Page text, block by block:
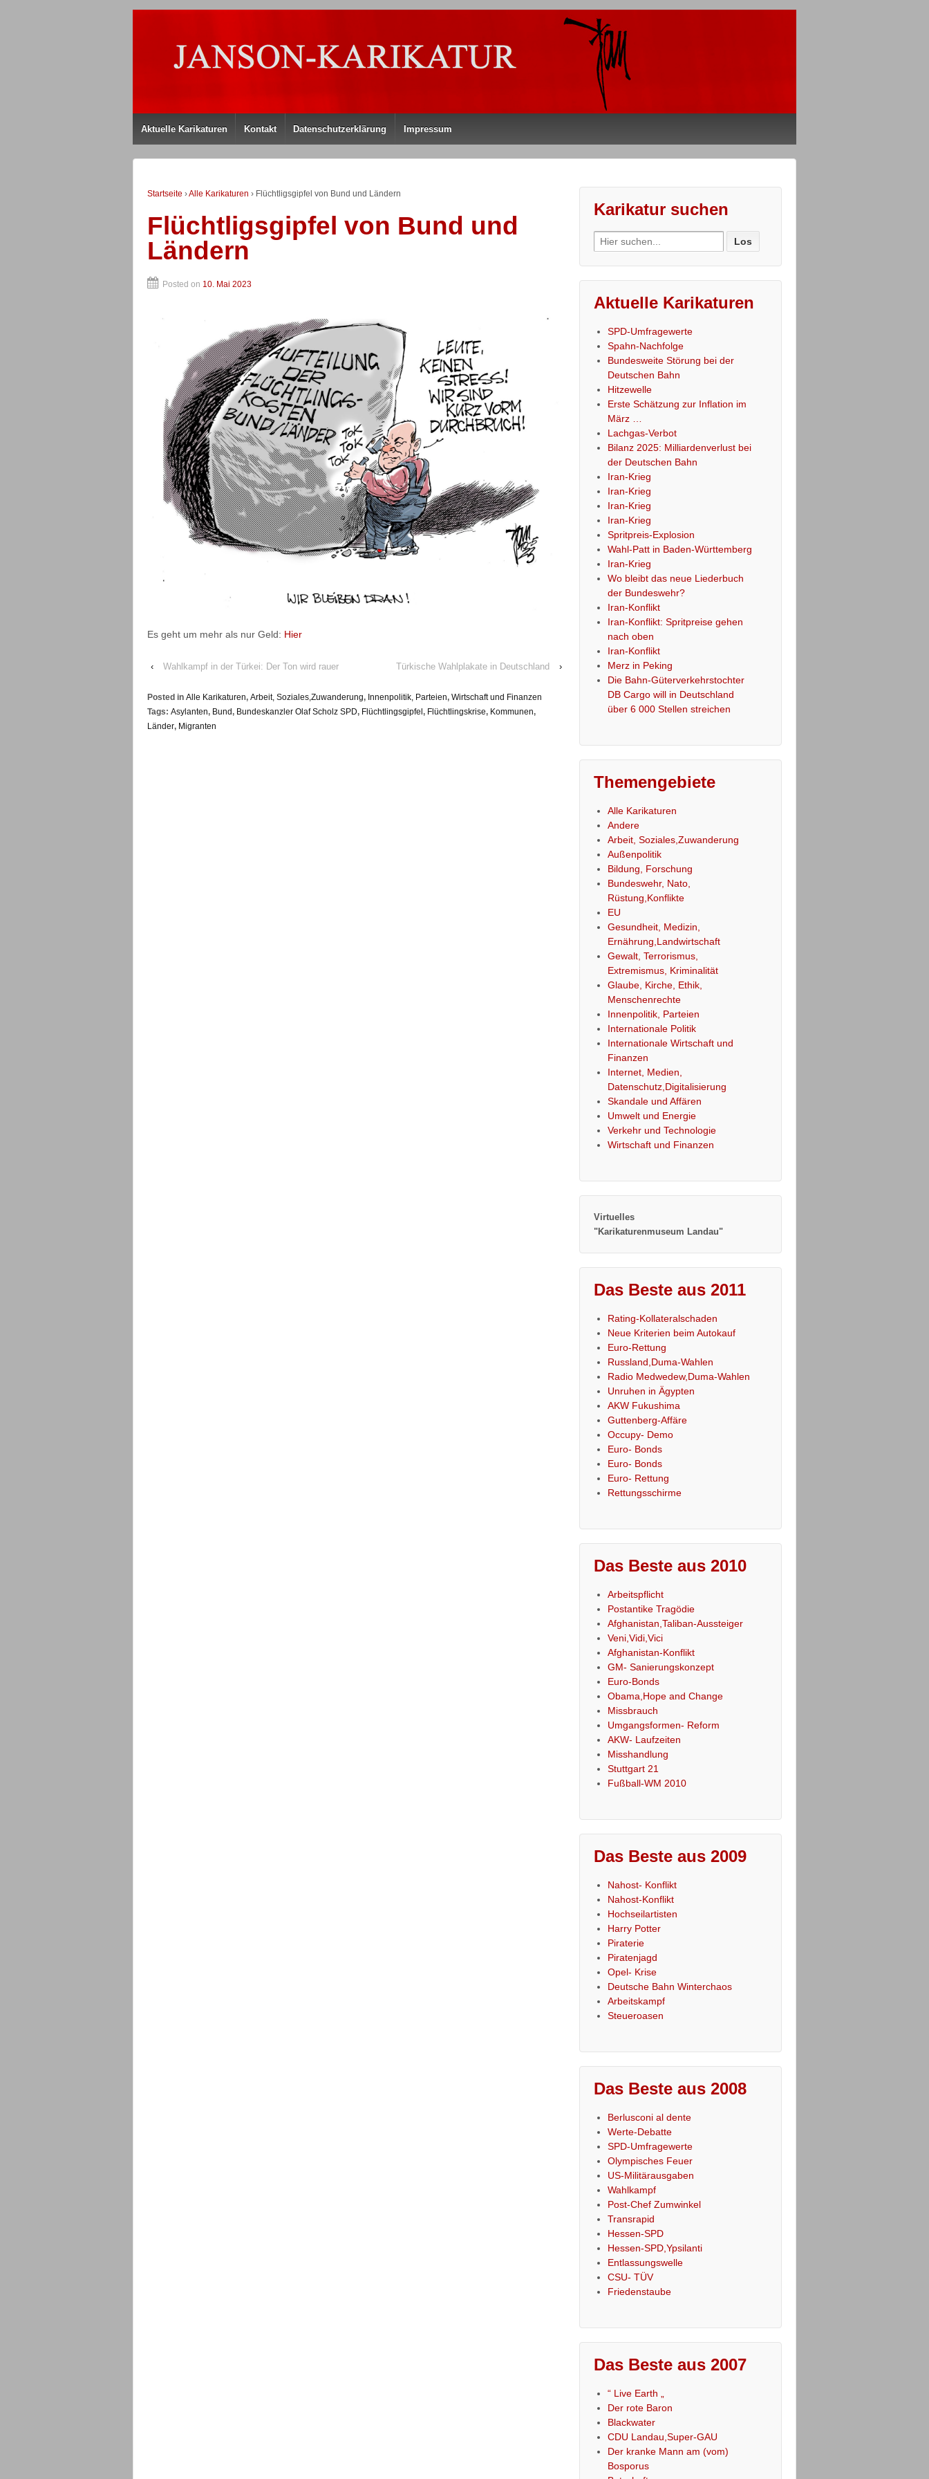
Aktuelle Karikaturen Kontakt Datenschutzerklärung Impressum
Startseite ›Alle Karikaturen › Flüchtligsgipfel von Bund und Ländern
Flüchtligsgipfel von Bund und
Ländern
Posted on 10. Mai 2023
Es geht um mehr als nur Geld: Hier
‹ Wahlkampf in der Türkei: Der Ton wird rauer Türkische Wahlplakate in Deutschland ›
Posted in Alle Karikaturen, Arbeit, Soziales,Zuwanderung, Innenpolitik, Parteien, Wirtschaft und Finanzen
Tags: Asylanten, Bund, Bundeskanzler Olaf Scholz SPD, Flüchtlingsgipfel , Flüchtlingskrise, Kommunen,
Länder, Migranten
Karikatur suchen
Search
for:
Aktuelle Karikaturen
SPD-Umfragewerte
Spahn-Nachfolge
Bundesweite Störung bei der
Deutschen Bahn
Hitzewelle
Erste Schätzung zur Inflation im
März …
Lachgas-Verbot
Bilanz 2025: Milliardenverlust bei
der Deutschen Bahn
Iran-Krieg
Iran-Krieg
Iran-Krieg
Iran-Krieg
Spritpreis-Explosion
Wahl-Patt in Baden-Württemberg
Iran-Krieg
Wo bleibt das neue Liederbuch
der Bundeswehr?
Iran-Konflikt
Iran-Konflikt: Spritpreise gehen
nach oben
Iran-Konflikt
Merz in Peking
Die Bahn-Güterverkehrstochter
DB Cargo will in Deutschland
über 6 000 Stellen streichen
Themengebiete
Alle Karikaturen
Andere
Arbeit, Soziales,Zuwanderung
Außenpolitik
Bildung, Forschung
Bundeswehr, Nato,
Rüstung,Konflikte
EU
Gesundheit, Medizin,
Ernährung,Landwirtschaft
Gewalt, Terrorismus,
Extremismus, Kriminalität
Glaube, Kirche, Ethik,
Menschenrechte
Innenpolitik, Parteien
Internationale Politik
Internationale Wirtschaft und
Finanzen
Internet, Medien,
Datenschutz,Digitalisierung
Skandale und Affären
Umwelt und Energie
Verkehr und Technologie
Wirtschaft und Finanzen
Virtuelles
"Karikaturenmuseum Landau"
Das Beste aus 2011
Rating-Kollateralschaden
Neue Kriterien beim Autokauf
Euro-Rettung
Russland,Duma-Wahlen
Radio Medwedew,Duma-Wahlen
Unruhen in Ägypten
AKW Fukushima
Guttenberg-Affäre
Occupy- Demo
Euro- Bonds
Euro- Bonds
Euro- Rettung
Rettungsschirme
Das Beste aus 2010
Arbeitspflicht
Postantike Tragödie
Afghanistan,Taliban-Aussteiger
Veni,Vidi,Vici
Afghanistan-Konflikt
GM- Sanierungskonzept
Euro-Bonds
Obama,Hope and Change
Missbrauch
Umgangsformen- Reform
AKW- Laufzeiten
Misshandlung
Stuttgart 21
Fußball-WM 2010
Das Beste aus 2009
Nahost- Konflikt
Nahost-Konflikt
Hochseilartisten
Harry Potter
Piraterie
Piratenjagd
Opel- Krise
Deutsche Bahn Winterchaos
Arbeitskampf
Steueroasen
Das Beste aus 2008
Berlusconi al dente
Werte-Debatte
SPD-Umfragewerte
Olympisches Feuer
US-Militärausgaben
Wahlkampf
Post-Chef Zumwinkel
Transrapid
Hessen-SPD
Hessen-SPD,Ypsilanti
Entlassungswelle
CSU- TÜV
Friedenstaube
Das Beste aus 2007
“ Live Earth „
Der rote Baron
Blackwater
CDU Landau,Super-GAU
Der kranke Mann am (vom)
Bosporus